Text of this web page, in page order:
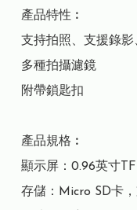
產品特性︰
支持拍照、支援錄
多種拍攝濾鏡
附帶鎖匙扣
產品規格︰
顯示屏：0.96英寸
存儲：Micro SD卡